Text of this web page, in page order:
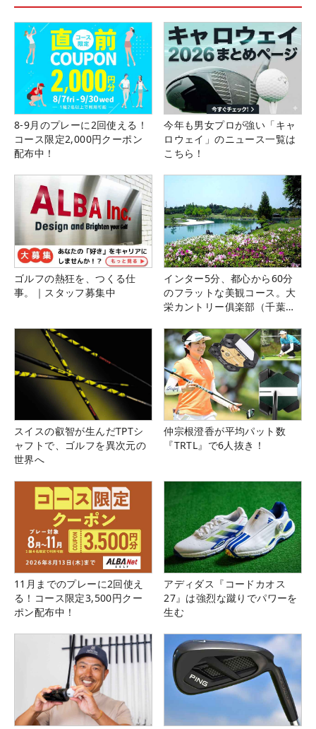
8-9月のプレーに2回使える！
コース限定2,000円クーポン
配布中！
今年も男女プロが強い「キャ
ロウェイ」のニュース一覧は
こちら！
ゴルフの熱狂を、つくる仕
事。｜スタッフ募集中
インター5分、都心から60分
のフラットな美観コース。大
栄カントリー俱楽部（千葉
スイスの叡智が生んだTPTシ
ャフトで、ゴルフを異次元の
世界へ
仲宗根澄香が平均パット数
『TRTL』で6人抜き！
11月までのプレーに2回使え
る！コース限定3,500円クー
ポン配布中！
アディダス『コードカオス
27』は強烈な蹴りでパワーを
生む